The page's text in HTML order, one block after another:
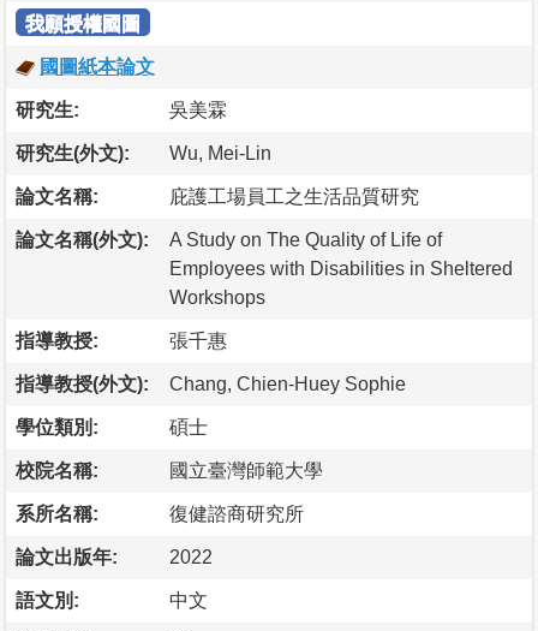
我願授權國圖
國圖紙本論文
研究生: 吳美霖
研究生(外文): Wu, Mei-Lin
論文名稱: 庇護工場員工之生活品質研究
論文名稱(外文):
A Study on The Quality of Life of
Employees with Disabilities in Sheltered
Workshops
指導教授: 張千惠
指導教授(外文): Chang, Chien-Huey Sophie
學位類別: 碩士
校院名稱: 國立臺灣師範大學
系所名稱: 復健諮商研究所
論文出版年: 2022
語文別: 中文